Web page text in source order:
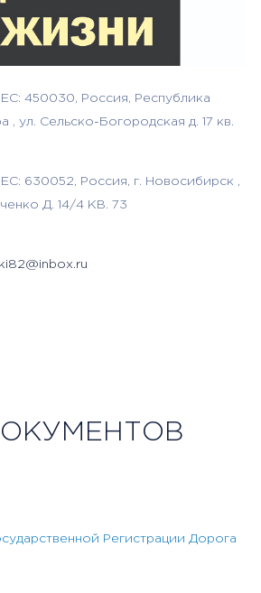
450030, Россия, Республика
, ул. Сельско-Богородская д. 17 кв.
630052, Россия, г. Новосибирск ,
Д. 14/4 КВ. 73
Регистрации Дорога